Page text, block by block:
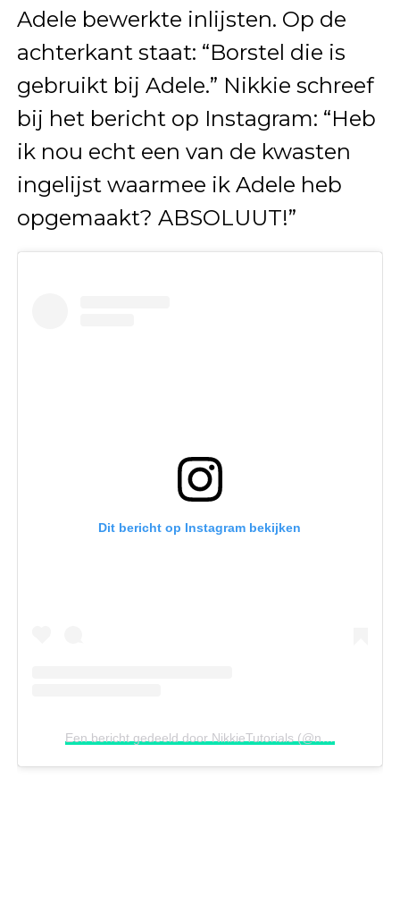
Adele bewerkte inlijsten. Op de
achterkant staat: “Borstel die is
gebruikt bij Adele.” Nikkie schreef
bij het bericht op Instagram: “Heb
ik nou echt een van de kwasten
ingelijst waarmee ik Adele heb
opgemaakt? ABSOLUUT!”
Dit bericht op Instagram bekijken